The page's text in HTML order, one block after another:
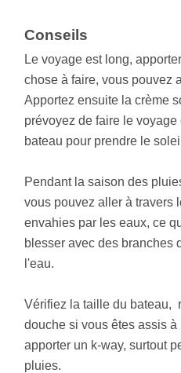
Conseils
Le voyage est long,
chose à faire, vous pouvez
Apportez ensuite la crème
prévoyez de faire le
bateau pour prendre le
Pendant la saison des
vous pouvez aller à travers
envahies par les eaux, ce
blesser avec des branches
l'eau.
Vérifiez la taille du bateau,
douche si vous êtes assis
apporter un k-way, surtout
pluies.